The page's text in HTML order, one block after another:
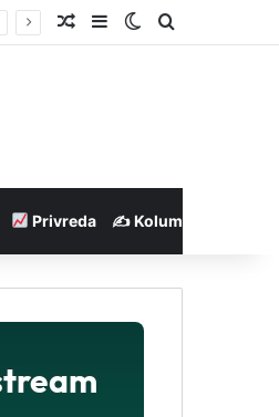
Nasumičan članak
SidebarSwitch skin
Pretraga
Privreda ✍️ Kolumne